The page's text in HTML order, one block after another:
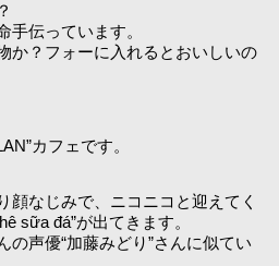
手伝っています。
か？フォーに入れるとおいしいの
カフェです。
顔なじみで、ニコニコと迎えてく
sữa đá”が出てきます。
の声優“加藤みどり”さんに似てい